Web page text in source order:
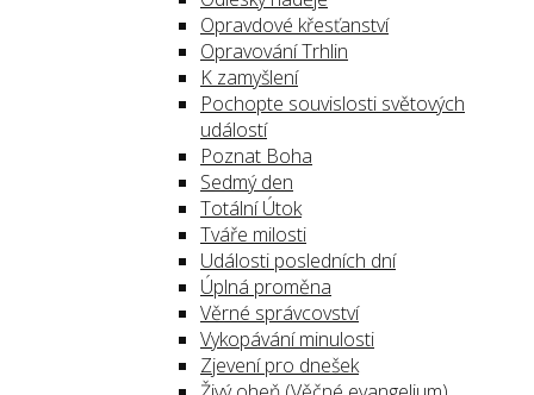
Opravdové křesťanství
Opravování Trhlin
K zamyšlení
Pochopte souvislosti světových
událostí
Poznat Boha
Sedmý den
Totální Útok
Tváře milosti
Události posledních dní
Úplná proměna
Věrné správcovství
Vykopávání minulosti
Zjevení pro dnešek